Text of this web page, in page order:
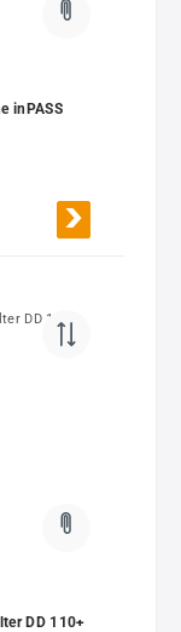
inPASS
DD 110+